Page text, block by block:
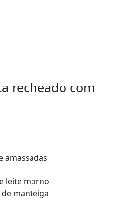
recheado com
amassadas
leite morno
manteiga